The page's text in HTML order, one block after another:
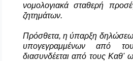
νομολογιακά σταθερή
ζητημάτων.
Πρόσθετα, η ύπαρξη
υπογεγραμμένων από
διασυνδέεται από τους Καθ'